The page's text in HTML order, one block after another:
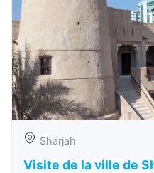
Sharjah
Visite de la ville de